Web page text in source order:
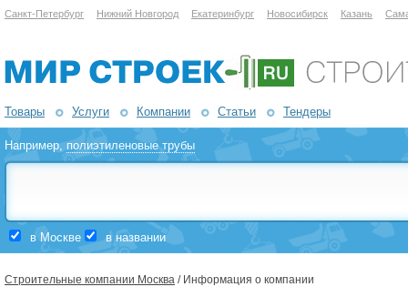
Санкт-Петербург Нижний Новгород Екатеринбург Новосибирск Казань
Товары Услуги Компании Статьи Тендеры
Например,полиэтиленовые трубы
в Москве в названии
Строительные компании Москва / Информация о компании